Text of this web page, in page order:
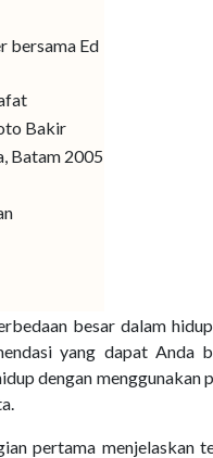
bersama Ed
Bakir
Batam 2005
besar dalam
yang dapat Anda
dengan
pertama menjelaskan